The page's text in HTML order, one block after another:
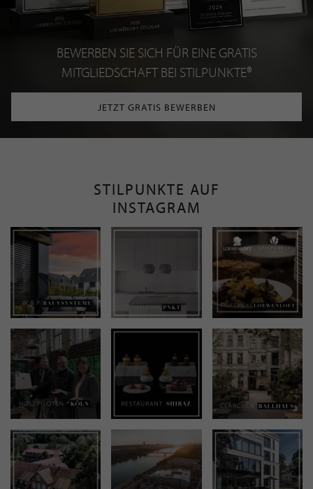
BEWERBEN SIE SICH FÜR EINE GRATIS
MITGLIEDSCHAFT BEI STILPUNKTE®
JETZT GRATIS BEWERBEN
STILPUNKTE AUF
INSTAGRAM